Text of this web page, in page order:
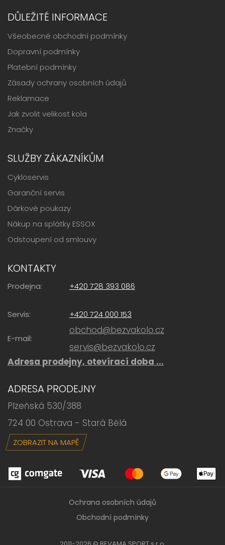
DŮLEŽITÉ INFORMACE
Všeobecné obchodní podmínky
Dopravní podmínky
Platební podmínky
Zásady ochrany osobních údajů
Reklamace
Jak zvolit velikost kola
Značky
SLUŽBY ZÁKAZNÍKŮM
Cykloservis
Garanční servis
Dárkové poukazy
Nákup na splátky ESSOX
Odstoupení od smlouvy
KONTAKTY
Prodejna: +420 728 393 086
Servis: +420 724 000 153
E-mail:
obchod@bezvakolo.cz
servis@bezvakolo.cz
Adresa prodejny, otevírací doba ...
ADRESA PRODEJNY
Plzeňská 530/388
724 00 Ostrava - Stará Bělá
ZOBRAZIT NA MAPĚ
Ochrana osobních údajů
Obchodní podmínky